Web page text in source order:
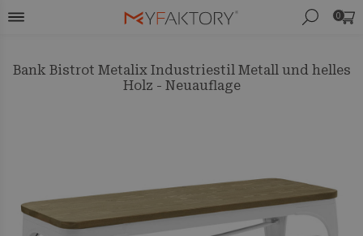
0
Bank Bistrot Metalix Industriestil Metall und helles
Holz - Neuauflage